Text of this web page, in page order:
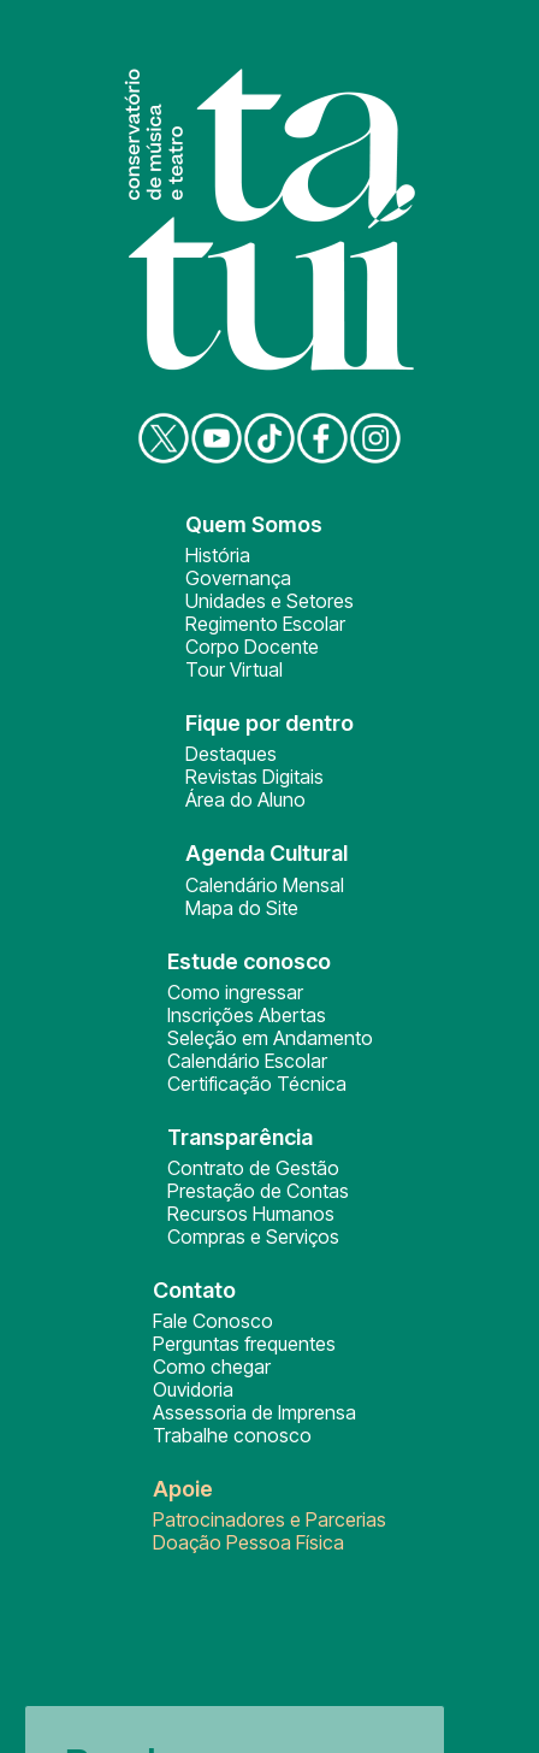
Quem Somos
História
Governança
Unidades e Setores
Regimento Escolar
Corpo Docente
Tour Virtual
Fique por dentro
Destaques
Revistas Digitais
Área do Aluno
Agenda Cultural
Calendário Mensal
Mapa do Site
Estude conosco
Como ingressar
Inscrições Abertas
Seleção em Andamento
Calendário Escolar
Certificação Técnica
Transparência
Contrato de Gestão
Prestação de Contas
Recursos Humanos
Compras e Serviços
Contato
Fale Conosco
Perguntas frequentes
Como chegar
Ouvidoria
Assessoria de Imprensa
Trabalhe conosco
Apoie
Patrocinadores e Parcerias
Doação Pessoa Física